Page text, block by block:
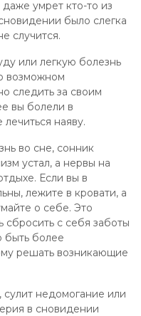
умрет кто-то из
было слегка
случится.
или легкую болезнь
возможном
следить за своим
вы болели в
наяву.
во сне, сонник
устал, а нервы на
Если вы в
лежите в кровати, а
о себе. Это
сбросить с себя заботы
быть более
решать возникающие
недомогание или
в сновидении